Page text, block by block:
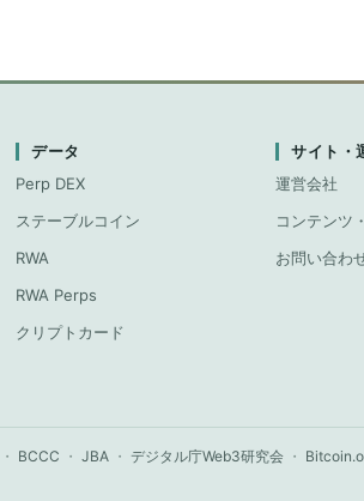
データ
Perp DEX
ステーブルコイン
RWA
RWA Perps
クリプトカード
サイト・
運営会社
コンテンツ
お問い合わ
・ BCCC ・ JBA ・ デジタル庁Web3研究会 ・